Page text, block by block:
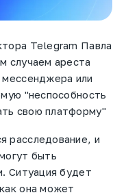
Telegram Павла
случаем ареста
мессенджера или
"неспособность
свою платформу"
расследование, и
быть
Ситуация будет
она может